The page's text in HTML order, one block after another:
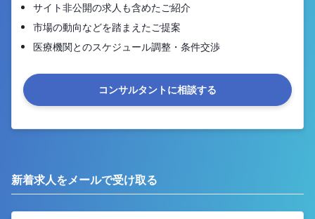
サイト非公開の求人も含めたご紹介
市場の動向などを踏まえたご提案
医療機関とのスケジュール調整・条件交渉
コンサルタントに相談する
新着求人をメールで受け取る